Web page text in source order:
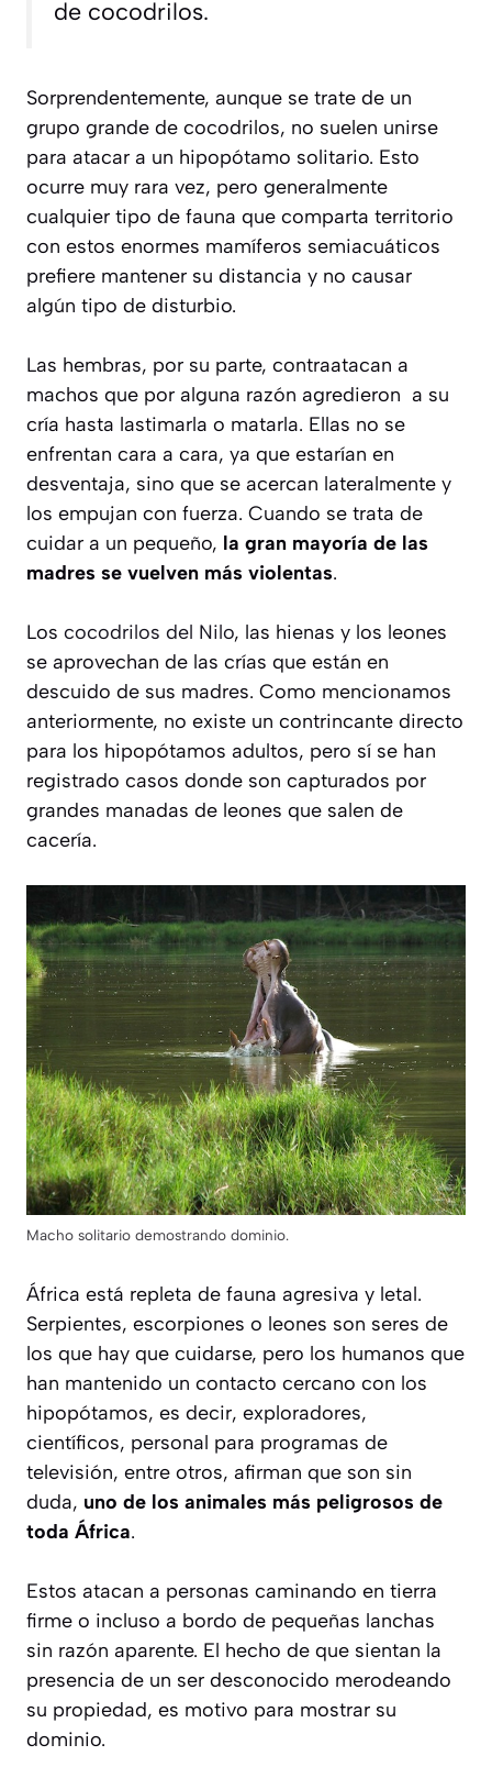
de cocodrilos.
Sorprendentemente, aunque se trate de un
grupo grande de cocodrilos, no suelen unirse
para atacar a un hipopótamo solitario. Esto
ocurre muy rara vez, pero generalmente
cualquier tipo de fauna que comparta territorio
con estos enormes mamíferos semiacuáticos
prefiere mantener su distancia y no causar
algún tipo de disturbio.
Las hembras, por su parte, contraatacan a
machos que por alguna razón agredieron a su
cría hasta lastimarla o matarla. Ellas no se
enfrentan cara a cara, ya que estarían en
desventaja, sino que se acercan lateralmente y
los empujan con fuerza. Cuando se trata de
cuidar a un pequeño, la gran mayoría de las
madres se vuelven más violentas.
Los cocodrilos del Nilo, las hienas y los leones
se aprovechan de las crías que están en
descuido de sus madres. Como mencionamos
anteriormente, no existe un contrincante directo
para los hipopótamos adultos, pero sí se han
registrado casos donde son capturados por
grandes manadas de leones que salen de
cacería.
Macho solitario demostrando dominio.
África está repleta de fauna agresiva y letal.
Serpientes, escorpiones o leones son seres de
los que hay que cuidarse, pero los humanos que
han mantenido un contacto cercano con los
hipopótamos, es decir, exploradores,
científicos, personal para programas de
televisión, entre otros, afirman que son sin
duda, uno de los animales más peligrosos de
toda África.
Estos atacan a personas caminando en tierra
firme o incluso a bordo de pequeñas lanchas
sin razón aparente. El hecho de que sientan la
presencia de un ser desconocido merodeando
su propiedad, es motivo para mostrar su
dominio.